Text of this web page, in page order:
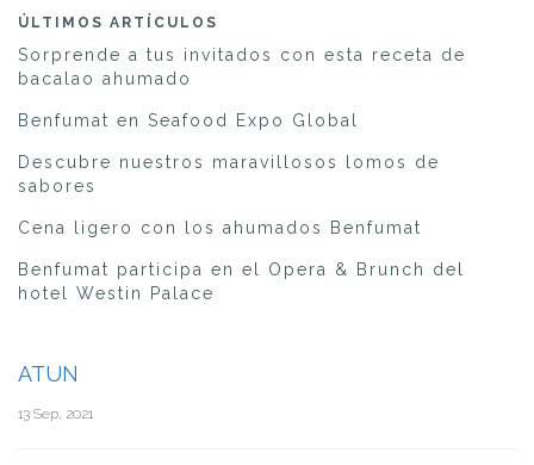
ÚLTIMOS ARTÍCULOS
Sorprende a tus invitados con esta receta de
bacalao ahumado
Benfumat en Seafood Expo Global
Descubre nuestros maravillosos lomos de
sabores
Cena ligero con los ahumados Benfumat
Benfumat participa en el Opera & Brunch del
hotel Westin Palace
ATUN
13 Sep, 2021